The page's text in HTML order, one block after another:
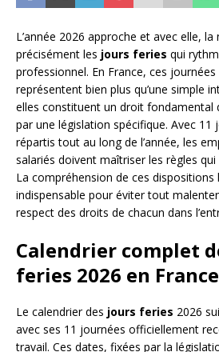
L’année 2026 approche et avec elle,
précisément les jours feries qui
professionnel. En France, ces
représentent bien plus qu’une simple
elles constituent un droit fondamental
par une législation spécifique. Avec 11
répartis tout au long de l’année, les
salariés doivent maîtriser les règles
La compréhension de ces dispositions
indispensable pour éviter tout
respect des droits de chacun dans
Calendrier complet
feries 2026 en France
Le calendrier des jours feries 2026
avec ses 11 journées officiellement
travail. Ces dates, fixées par la